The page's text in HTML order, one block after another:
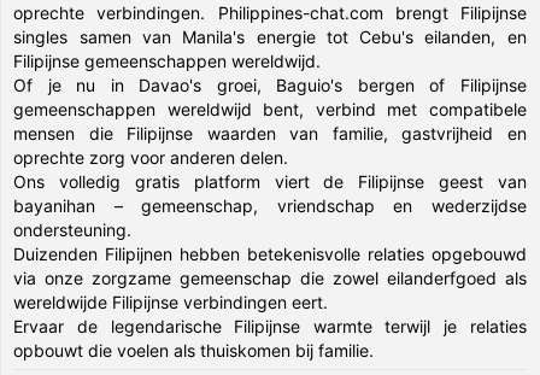
oprechte verbindingen. Philippines-chat.com brengt Filipijnse
singles samen van Manila's energie tot Cebu's eilanden, en
Filipijnse gemeenschappen wereldwijd.
Of je nu in Davao's groei, Baguio's bergen of Filipijnse
gemeenschappen wereldwijd bent, verbind met compatibele
mensen die Filipijnse waarden van familie, gastvrijheid en
oprechte zorg voor anderen delen.
Ons volledig gratis platform viert de Filipijnse geest van
bayanihan – gemeenschap, vriendschap en wederzijdse
ondersteuning.
Duizenden Filipijnen hebben betekenisvolle relaties opgebouwd
via onze zorgzame gemeenschap die zowel eilanderfgoed als
wereldwijde Filipijnse verbindingen eert.
Ervaar de legendarische Filipijnse warmte terwijl je relaties
opbouwt die voelen als thuiskomen bij familie.